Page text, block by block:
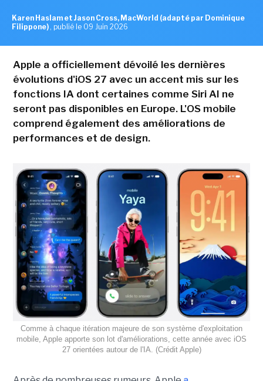
Karen Haslam et Jason Cross, MacWorld (adapté par Dominique
Filippone) , publié le 09 Juin 2026
Apple a officiellement dévoilé les dernières
évolutions d'iOS 27 avec un accent mis sur les
fonctions IA dont certaines comme Siri AI ne
seront pas disponibles en Europe. L'OS mobile
comprend également des améliorations de
performances et de design.
Comme à chaque itération majeure de son système d'exploitation
mobile, Apple apporte son lot d'améliorations, cette année avec iOS
27 orientées autour de l'IA. (Crédit Apple)